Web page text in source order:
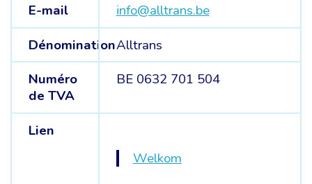
E-mail
info@alltrans.be
DénominationAlltrans
Numéro
de TVA
BE 0632 701 504
Lien
Welkom